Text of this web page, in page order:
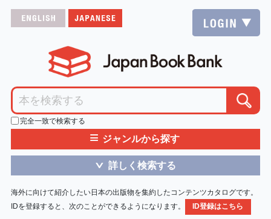
完全一致で検索する
≡ ジャンルから探す
＞ 詳しく検索する
海外に向けて紹介したい日本の出版物を集約したコンテンツカタログです。
IDを登録すると、次のことができるようになります。
ID登録はこちら